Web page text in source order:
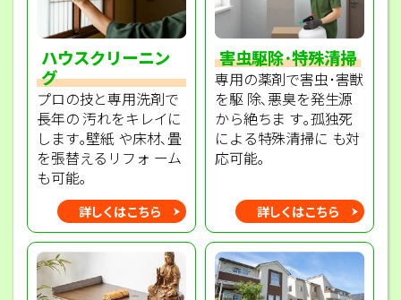
ハウスクリーニン
グ
プロの技と専用洗剤で
長年の 汚れをキレイに
します｡壁紙 や床材､畳
を張替えるリフォ ーム
も可能｡
詳しくはこちら
害虫駆除･特殊清掃
専用の薬剤で害虫･害獣
を駆 除､悪臭を発生源
から絶ちま す｡孤独死
による特殊清掃に も対
応可能｡
詳しくはこちら